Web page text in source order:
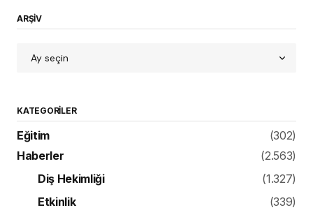
ARŞİV
KATEGORILER
Eğitim
(302)
Haberler
(2.563)
Diş Hekimliği
(1.327)
Etkinlik
(339)